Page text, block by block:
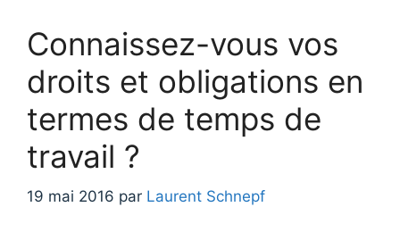
Connaissez-vous vos
droits et obligations en
termes de temps de
travail ?
19 mai 2016 par Laurent Schnepf